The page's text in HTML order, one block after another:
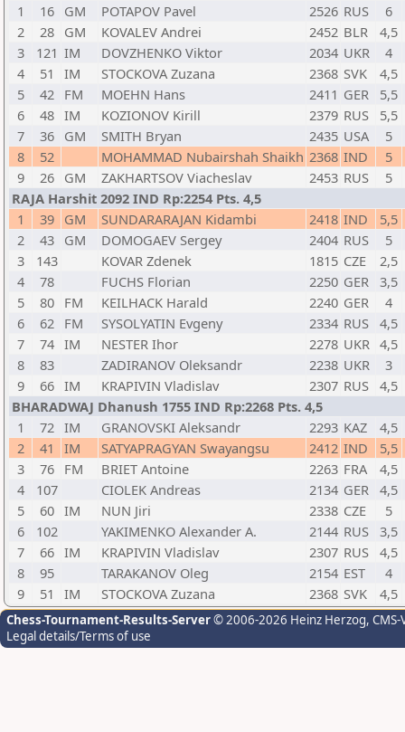
1
16 GM POTAPOV Pavel 2526 RUS
6
2
28 GM KOVALEV Andrei 2452 BLR
4,5
3
121 IM DOVZHENKO Viktor 2034 UKR
4
4
51 IM STOCKOVA Zuzana 2368 SVK
4,5
5
42 FM MOEHN Hans 2411 GER
5,5
6
48 IM KOZIONOV Kirill 2379 RUS
5,5
7
36 GM SMITH Bryan 2435 USA
5
8
52 MOHAMMAD Nubairshah Shaikh 2368 IND
5
9
26 GM ZAKHARTSOV Viacheslav 2453 RUS
5
RAJA Harshit 2092 IND Rp:2254 Pts. 4,5
1
39 GM SUNDARARAJAN Kidambi 2418 IND
5,5
2
43 GM DOMOGAEV Sergey 2404 RUS
5
3
143 KOVAR Zdenek 1815 CZE
2,5
4
78 FUCHS Florian 2250 GER
3,5
5
80 FM KEILHACK Harald 2240 GER
4
6
62 FM SYSOLYATIN Evgeny 2334 RUS
4,5
7
74 IM NESTER Ihor 2278 UKR 4,5
8
83 ZADIRANOV Oleksandr 2238 UKR
3
9
66 IM KRAPIVIN Vladislav 2307 RUS
4,5
BHARADWAJ Dhanush 1755 IND Rp:2268 Pts. 4,5
1
72 IM GRANOVSKI Aleksandr 2293 KAZ
4,5
2
41 IM SATYAPRAGYAN Swayangsu 2412 IND
5,5
3
76 FM BRIET Antoine 2263 FRA
4,5
4
107 CIOLEK Andreas 2134 GER
4,5
5
60 IM NUN Jiri 2338 CZE
5
6
102 YAKIMENKO Alexander A. 2144 RUS
3,5
7
66 IM KRAPIVIN Vladislav 2307 RUS
4,5
8
95 TARAKANOV Oleg 2154 EST
4
9
51 IM STOCKOVA Zuzana 2368 SVK 4,5
Chess-Tournament-Results-Server© 2006-2026 Heinz Herzog,
Legal details/Terms of use